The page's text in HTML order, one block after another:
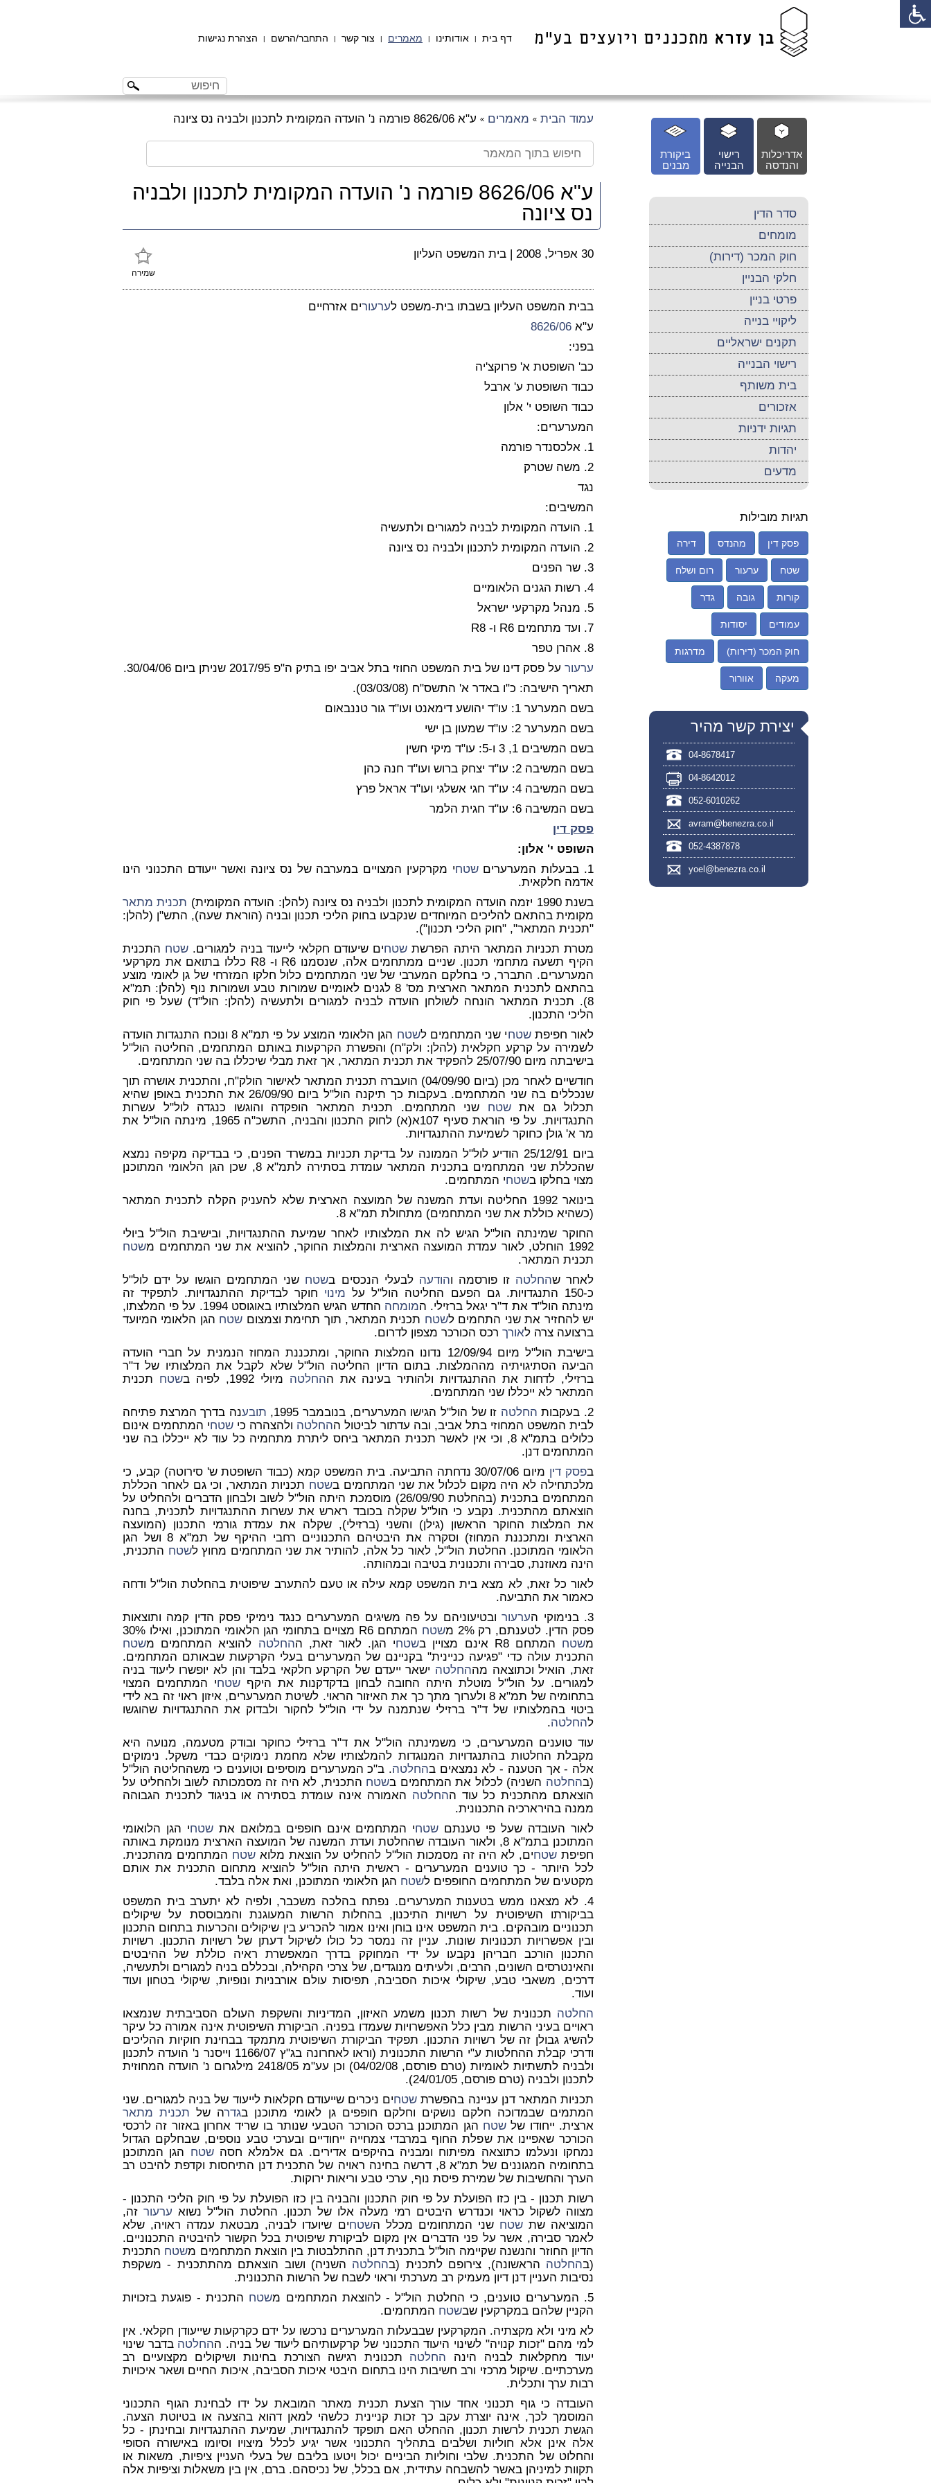
דף בית | אודותינו | מאמרים | צור קשר | התחבר/הרשם | הצהרת נגישות
עמוד הבית » מאמרים » ע"א 8626/06 פורמה נ' הועדה המקומית לתכנון ולבניה נס ציונה
ע"א 8626/06 פורמה נ' הועדה המקומית לתכנון ולבניה
נס ציונה
שמירה
30 אפריל, 2008 | בית המשפט העליון
בבית המשפט העליון בשבתו בית-משפט לערעורים אזרחיים
ע"א 8626/06
בפני:
כב' השופטת א' פרוקצ'יה
כבוד השופטת ע' ארבל
כבוד השופט י' אלון
המערערים:
1. אלכסנדר פורמה
2. משה שטרק
נגד
המשיבים:
1. הועדה המקומית לבניה למגורים ולתעשיה
2. הועדה המקומית לתכנון ולבניה נס ציונה
3. שר הפנים
4. רשות הגנים הלאומיים
5. מנהל מקרקעי ישראל
7. ועד מתחמים R6 ו- R8
8. אהרן טפר
ערעור על פסק דינו של בית המשפט החוזי בתל אביב יפו בתיק ה"פ 2017/95 שניתן ביום 30/04/06.
תאריך הישיבה: כ"ו באדר א' התשס"ח (03/03/08).
בשם המערער 1: עו"ד יהושע דימאנט ועו"ד גור טננבאום
בשם המערער 2: עו"ד שמעון בן ישי
בשם המשיבים 1, 3 ו-5: עו"ד מיקי חשין
בשם המשיבה 2: עו"ד יצחק ברוש ועו"ד חנה כהן
בשם המשיבה 4: עו"ד חגי אשלגי ועו"ד אראל פרץ
בשם המשיבה 6: עו"ד חגית הלמר
פסק דין
השופט י' אלון:
1. בבעלות המערערים
שטחי מקרקעין המצויים במערבה של נס ציונה ואשר ייעודם התכנוני הינו
אדמה חלקאית.
בשנת 1990 יזמה הועדה המקומית לתכנון ולבניה נס ציונה (להלן: הועדה המקומית)
תכנית מתאר
מקומית בהתאם להליכים המיוחדים שנקבעו בחוק הליכי תכנון ובניה (הוראת שעה), התש"ן (להלן:
"תכנית המתאר", "חוק הליכי תכנון").
מטרת תכניות המתאר היתה הפרשת שטחים שיעודם חקלאי לייעוד בניה למגורים. שטח התכנית
הקיף תשעה מתחמי תכנון. שניים ממתחמים אלה, שנסמנו R6 ו- R8 כללו בתואם את מקרקעי
המערערים. התברר, כי בחלקם המערבי של שני המתחמים כלול חלקו המזרחי של גן לאומי מוצע
בהתאם לתכנית המתאר הארצית מס' 8 לגנים לאומיים שמורות טבע ושמורות נוף (להלן: תמ"א
8). תכנית המתאר הונחה לשולחן הועדה לבניה למגורים ולתעשיה (להלן: הול"ד) שעל פי חוק
הליכי התכנון.
לאור חפיפתשטחי שני המתחמים לשטח
הגן הלאומי המוצע על פי תמ"א 8 ונוכח התנגדות הועדה
לשמירה על קרקע חקלאית (להלן: ולק"ח) והפשרת הקרקעות באותם המתחמים, החליטה הול"ל
בישיבתה מיום 25/07/90 להפקיד את תכנית המתאר, אך זאת מבלי שיכללו בה שני המתחמים.
חודשיים לאחר מכן (ביום 04/09/90) הועברה תכנית המתאר לאישור הולק"ח, והתכנית אושרה תוך
שנכללים בה שני המתחמים. בעקבות כך תיקנה הול"ל ביום 26/09/90 את התכנית באופן שהיא
תכלול גם אתשטח שני המתחמים. תכנית המתאר הופקדה והוגשו כנגדה לול"ל עשרות
התנגדויות. על פי הוראת סעיף 107א(א) לחוק התכנון והבניה, התשכ"ה 1965, מינתה הול"ל את
מר א' גולן כחוקר לשמיעת ההתנגדויות.
ביום 25/12/91 הודיע לול"ל הממונה על בדיקת תכניות במשרד הפנים, כי בבדיקה מקיפה נמצא
שהכללת שני המתחמים בתכנית המתאר עומדת בסתירה לתמ"א 8, שכן הגן הלאומי המתוכנן
מצוי בחלקו בשטחי המתחמים.
בינואר 1992 החליטה ועדת המשנה של המועצה הארצית שלא להעניק הקלה לתכנית המתאר
(כשהיא כוללת את שני המתחמים) מתחולת תמ"א 8.
החוקר שמינתה הול"ל הגיש לה את המלצותיו לאחר שמיעת ההתנגדויות, ובישיבת הול"ל ביולי
1992 הוחלט, לאור עמדת המועצה הארצית והמלצות החוקר, להוציא את שני המתחמים מ
שטח
תכנית המתאר.
לאחר שהחלטה זו פורסמה והודעה לבעלי הנכסים בשטח שני המתחמים הוגשו על ידם לול"ל
כ-150 התנגדויות. גם הפעם החליטה הול"ל על
מינוי חוקר לבדיקת ההתנגדויות. לתפקיד זה
מינתה הול"ד את ד"ר יגאל ברזילי. המומחה
החדש הגיש המלצותיו באוגוסט 1994. על פי המלצתו,
יש להחזיר את שני התחמים לשטח תכנית המתאר, תוך תחימת וצמצום שטח הגן הלאומי המיועד
ברצועה צרה לאורך רכס הכורכר מצפון לדרום.
בישיבת הול"ל מיום 12/09/94 נדונו המלצות החוקר, ומתכננת המחוז הנמנית על חברי הועדה
הביעה הסתיגויתיה מההמלצות. בתום הדיון החליטה הול"ל שלא לקבל את המלצותיו של ד"ר
ברזילי, לדחות את ההתנגדויות ולהותיר בעינה את ההחלטה מיולי 1992, לפיה ב שטח תכנית
המתאר לא ייכללו שני המתחמים.
2. בעקבות
החלטה זו של הול"ל הגישו המערערים, בנובמבר 1995, תובענה בדרך המרצת פתיחה
לבית המשפט המחוזי בתל אביב, ובה עדתור לביטול ההחלטה ולהצהרה כי שטחי המתחמים אינום
כלולים בתמ"א 8, וכי אין לאשר תכנית המתאר ביחס ליתרת מתחמיה כל עוד לא ייכללו בה שני
המתחמים דנן.
בפסק דין
מיום 30/07/06 נדחתה התביעה. בית המשפט קמא (כבוד השופטת ש' סירוטה) קבע, כי
מלכתחילה לא היה מקום לכלול את שני המתחמים בשטח תכניות המתאר, וכי גם לאחר הכללת
המתחמים בתכנית (בהחלטת 26/09/90) מוסמכת היתה הול"ל לשוב ולבחון הדברים ולהחליט על
הוצאתם מהתכנית. נקבע כי הול"ל שקלה בכובד רארש את עשרות ההתנגדויות לתכנית, בחנה
את המלצות החוקר הראשון (גילן) והשני (ברזילי), שקלה את עמדת גורמי התכנון (המועצה
הארצית ומתכננת המחוז) וסקרה את היבטיהם התכנוניים רחבי ההיקף של תמ"א 8 ושל הגן
הלאומי המתוכנן. החלטת הול"ל, לאור כל אלה, להותיר את שני המתחמים מחוץ לשטח התכנית,
הינה מאוזנת, סבירה ותכנונית בטיבה ובמהותה.
לאור כל זאת, לא מצא בית המשפט קמא עילה או טעם להתערב שיפוטית בהחלטת הול"ל ודחה
כאמור את התביעה.
3. בנימוקי ה
ערעורובטיעוניהם על פה משיגים המערערים כנגד נימיקי פסק הדין קמה ותוצאות
פסק הדין. לטענתם, רק 2% מ
שטח
המתחם R6 מצויים בתחומי הגן הלאומי המתוכנן, ואילו 30%
משטח המתחם R8 אינם מצויין ב שטחי הגן. לאור זאת, ההחלטה להוציא המתחמים משטח
התכנית עולה כדי "פגיעה כניינית" בקניינם של המערערים בעלי הקרקעות שבאותם המתחמים.
זאת, הואיל וכתוצאה מההחלטה ישאר ייעדם של הקרקע חלקאי בלבד והן לא יופשרו ליעוד בניה
למגורים. על הול"ל מוטלת היתה החובה לבחון בדקדקנות את היקףשטחי המתחמים המצוי
בתחומיה של תמ"א 8 ולערוך מתך כך את האיזור הראוי. לשיטת המערערים, איזון ראוי זה בא לידי
ביטוי בהמלצותיו של ד"ר ברזילי שנתמנה על ידי הול"ל לחקור ולבדוק את ההתנגדויות שהוגשו
להחלטה.
עוד טוענים המערערים, כי משמינתה הול"ל את ד"ר ברזילי כחוקר ובודק מטעמה, מנועה היא
מקבלת החלטות בהתנגדויות המנוגדות להמלצותיו שלא מחמת נימוקים כבדי משקל. נימוקים
אלה - אך הטענה - לא נמצאים בהחלטה. ב"כ המערערים מוסיפים וטוענים כי משהחליטה הול"ל
(בהחלטה השניה) לכלול את המתחמים בשטח התכנית, לא היה זה מסמכותה לשוב ולהחליט על
הוצאתם מהתכנית כל עוד ההחלטה האמורה אינה עומדת בסתירה או בניגוד לתכנית הגבוהה
ממנה בהירארכיה התכנונית.
לאור העובדה שעל פי טענתם שטחי המתחמים אינם חופפים במלואם אתשטחי הגן הלואומי
המתוכנן בתמ"א 8, ולאור העובדה שהחלטת ועדת המשנה של המועצה הארצית מנומקת באותה
חפיפתשטחים, לא היה זה מסמכות הול"ל להחליט על הוצאת מלוא שטח המתחמים מהתכנית.
לכל היותר - כך טוענים המערערים - ראשית היתה הול"ל להוציא מתחום התכנית את אותם
מקטעים של המתחמים החופפים לשטח הגן הלאומי המתוכנן, ואת אלה בלבד.
4. לא מצאנו ממש בטענות המערערים. נפתח בהלכה משכבר, ולפיה לא יתערב בית המשפט
בביקורתו השיפוטית על רשויות התיכנון, בהחלות הרשות המעוגנת והמבוססת על שיקולים
תכנוניים מובהקים. בית המשפט אינו בוחן ואינו אמור להכריע בין שיקולים והכרעות בתחום התכנון
ובין אפשרויות תכנוניות שונות. עניין זה נמסר כל כולו לשיקול דעתן של רשויות התכנון. רשויות
התכנון הורכב חבריהן נקבעו על ידי המחוקק בדרך המאפשרת ראיה כוללת של ההיבטים
והאינטרסים השונים, הרבים, ולעיתים מנוגדים, של צרכי הקהילה, ובכללם בניה למגורים ולתעשיה,
דרכים, משאבי טבע, שיקולי איכות הסביבה, תפיסות עולם אורבניות ונופיות, שיקולי בטחון ועוד
ועוד.
החלטה תכנונית של רשות תכנון משמע האיזון, המדיניות והשקפת העולם הסביבתית שנמצאו
ראויים בעיני הרשות מבין כלל האפשרויות שעמדו בפניה. הביקורת השיפוטית אינה אמורה כל עיקר
להשיג גבולן זה של רשויות התכנון. תפקיד הביקורת השיפוטית מתמקד בבחינת חוקיות ההליכים
ודרכי קבלת ההחלטות ע"י הרשות התכנונית (וראו לאחרונה בג"ץ 1166/07 וייסנר נ' הועדה לתכנון
ולבניה לתשתיות לאומיות (טרם פורסם, 04/02/08) וכן עע"מ 2418/05 מילגרום נ' הועדה המחוזית
לתכנון ולבניה (טרם פורסם, 24/01/05).
תכניות המתאר דנן עניינה בהפשרת שטחים ניכרים שייעודם חקלאות לייעוד של בניה למגורים. שני
המתמים שבמדוכה חלקם נושקים וחלקם חופפים גן לאומי מתוכנן בגדרה של תכנית מתאר
ארצית. ייחודו של שטח הגן המתוכנן ברכס הכורכר הטבעי שנותר בו שריד אחרון באזור זה לרכסי
הכורכר שאפיינו את שפלת החוף במרבדי צמחייה ייחודיים ובערכי טבע נוספים, שבחלקם הגדול
נמחקו ונעלמו כתוצאה מפיתוח ומבניה בהיקפים אדירים. גם אלמלא חסהשטח הגן המתוכנן
בתחומיה המגוננים של תמ"א 8, דרשה בחינה ראויה של התכנית דנן התיחסות וקדפת להיבט רב
הערך והחשיבות של שמירת פיסת נוף, ערכי טבע וריאות ירוקות.
רשות תכנון - בין כזו הפועלת על פי חוק התכנון והבניה בין כזו הפועלת על פי חוק הליכי התכנון -
מצווה לשקול כראוי וכנדרש היבטים רמי מעלה אלו של תכנון. החלטת הול"ל נשוא ערעורזה,
המוציאה שתשטח שני המתחומים מכלל השטחים שיועדו לבניה, מבטאת עמדה ראויה, שלא
לאמר סבירה, אשר על פני הדברים אין מקום לביקורת שיפוטית בכל הקשור להיבטיה התכנוניים.
הדיון החוזר והנשנה שקיימה הול"ל בתכנית דנן, ההתלבטות בין הוצאת המתחמים משטח התכנית
(בהחלטה הראשונה), צירופם לתכנית (בהחלטה השניה) ושוב הוצאתם מהתתכנית - משקפת
נסיבות העניין דנן דיון מעמיק רב מערכתי וראוי לשבח של הרשות התכנונית.
5. המערערים טוענים, כי החלטת הול"ל - להוצאת המתחמים מ
שטח התכנית - פוגעת בזכויות
הקניין שלהם במקרקעין שבשטח המתחמים.
לא מיני ולא מקצתיה. המקרקעין שבבעלות המערערים נרכשו על ידם כקרקעות שייעודן חקלאי. אין
למי מהם "זכות קנויה" לשינוי היעוד התכנוני של קרקעותיהם ליעוד של בניה. ההחלטה בדבר שינוי
יעוד מחקלאות לבניה הינה החלטה תכנונית רגישה הצורכת בחינות ושיקולים מקצועיים רב
מערכתיים. שיקול מרכזי ורב חשיבות הינו בתחום היבטי איכות הסביבה, איכות החיים ושאר איכויות
רבות ערך ותכלית.
העובדה כי גוף תכנוני אחד עורך הצעת תכנית מאתר המובאת על ידו לבחינת הגוף התכנוני
המוסמך לכך, אינה יוצרת עקב כך זכות קניינית כלשהי למאן דהוא בהצעה או בטיוטת הצעה.
הגשת תכנית לרשות תכנון, ההחלט האם תופקד להתנגדויות, שמיעת ההתנגדויות ובחינתן - כל
אלה אינן אלא חוליות ושלבים בתהליך התכנוני אשר יגיע לכלל מיצויו וסיומו באישורה הסופי
והחלוט של התכנית. שלבי וחוליות הביניים יכול ויטעו בליבם של בעלי העניין ציפיות, משאות או
תקוות למיניהן באשר להשבחה עתידית, אם בכלל, של נכיסהם. ברם, אין בין משאלות וציפיות אלה
ביקורת
מבנים
רישוי
הבנייה
אדריכלות
והנדסה
סדר הדין
מומחים
חוק המכר (דירות)
חלקי הבניין
פרטי בניין
ליקויי בנייה
תקנים ישראליים
רישוי הבנייה
בית משותף
אזכורים
תגיות ידניות
יהדות
מדעים
תגיות מובילות
פסק דין מהנדס דירה
שטח ערעור רום ושלח
קורות גובה גדר
עמודים יסודות
חוק המכר (דירות) מדרגות
מעקה אוורור
יצירת קשר מהיר
04-8678417
04-8642012
052-6010262
avram@benezra.co.il
052-4387878
yoel@benezra.co.il